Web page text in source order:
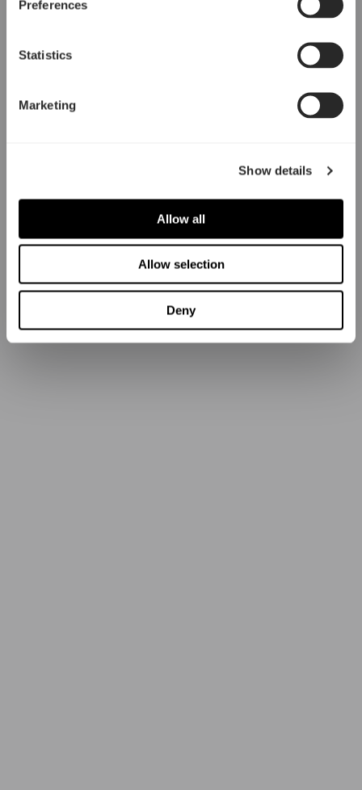
Preferences
Statistics
Marketing
Show details
Allow all
Allow selection
Deny